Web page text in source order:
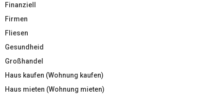
Finanziell
Firmen
Fliesen
Gesundheid
Großhandel
Haus kaufen (Wohnung kaufen)
Haus mieten (Wohnung mieten)